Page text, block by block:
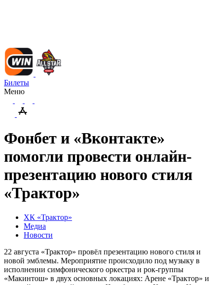
Билеты
Меню
Фонбет и «Вконтакте»
помогли провести онлайн-
презентацию нового стиля
«Трактор»
ХК «Трактор»
Медиа
Новости
22 августа «Трактор» провёл презентацию нового стиля и
новой эмблемы. Мероприятие происходило под музыку в
исполнении симфонического оркестра и рок-группы
«Макинтош» в двух основных локациях: Арене «Трактор» и